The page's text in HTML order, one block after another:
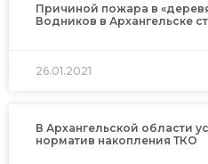
Причиной пожара в
Водников в Архангельске
26.01.2021
В Архангельской области
норматив накопления ТКО